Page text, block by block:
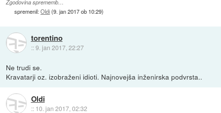
Zgodovina sprememb…
spremenil:Oldi(9. jan 2017 ob 10:29)
torentino
::9. jan 2017, 22:27
Ne trudi se.
Kravatarji oz. izobraženi idioti. Najnovejša inženirska podvrsta..
Oldi
:: 10. jan 2017, 02:32